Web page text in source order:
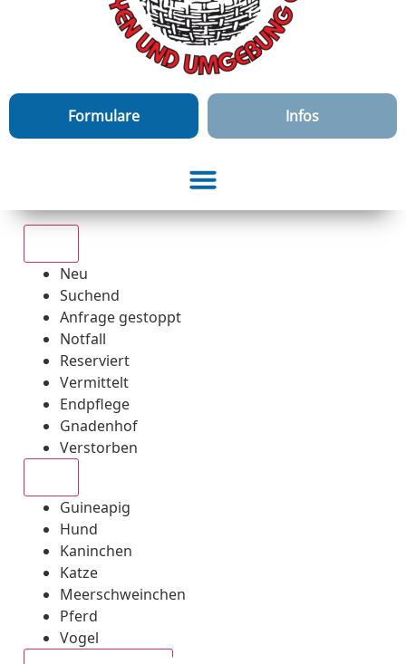
Formulare Infos
Neu
Suchend
Anfrage gestoppt
Notfall
Reserviert
Vermittelt
Endpflege
Gnadenhof
Verstorben
Guineapig
Hund
Kaninchen
Katze
Meerschweinchen
Pferd
Vogel